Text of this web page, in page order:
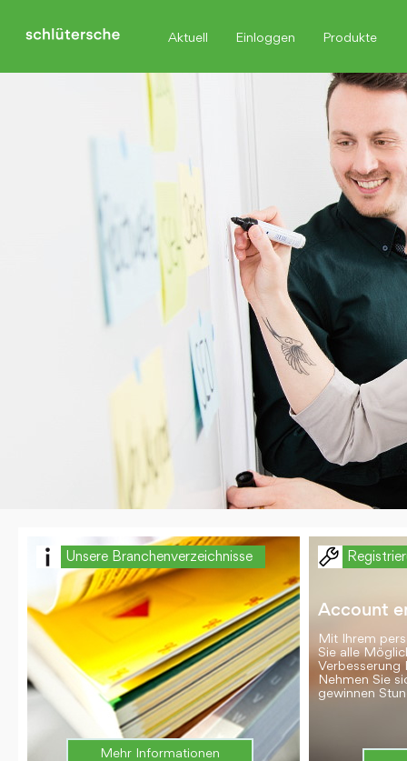
Aktuell Einloggen Produkte
Unsere Branchenverzeichnisse
Mehr Informationen
Account
Mit Ihrem
Sie alle
Verbesserung
Nehmen Sie
gewinnen